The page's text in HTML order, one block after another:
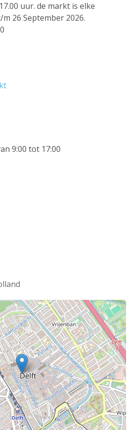
uur. de markt is elke
26 September 2026.
9:00 tot 17:00